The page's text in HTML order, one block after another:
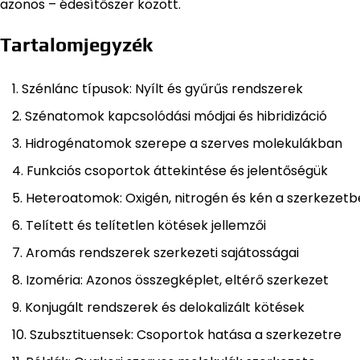
azonos – édesítőszer között.
Tartalomjegyzék
Szénlánc típusok: Nyílt és gyűrűs rendszerek
Szénatomok kapcsolódási módjai és hibridizáció
Hidrogénatomok szerepe a szerves molekulákban
Funkciós csoportok áttekintése és jelentőségük
Heteroatomok: Oxigén, nitrogén és kén a
Telített és telítetlen kötések jellemzői
Aromás rendszerek szerkezeti sajátosságai
Izoméria: Azonos összegképlet, eltérő szerkezet
Konjugált rendszerek és delokalizált kötések
Szubsztituensek: Csoportok hatása a szerkezetre